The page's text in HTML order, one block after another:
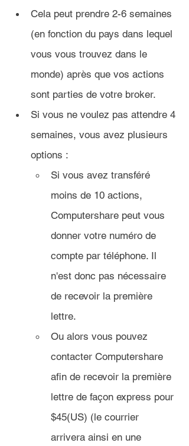
Cela peut prendre 2-6 semaines
(en fonction du pays dans lequel
vous vous trouvez dans le
monde) après que vos actions
sont parties de votre broker.
Si vous ne voulez pas attendre 4
semaines, vous avez plusieurs
options :
Si vous avez transféré
moins de 10 actions,
Computershare peut vous
donner votre numéro de
compte par téléphone. Il
n'est donc pas nécessaire
de recevoir la première
lettre.
Ou alors vous pouvez
contacter Computershare
afin de recevoir la première
lettre de façon express pour
$45(US) (le courrier
arrivera ainsi en une